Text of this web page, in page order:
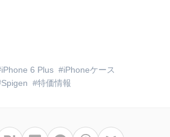
iPhone 6 Plus
iPhoneケース
Spigen
特価情報